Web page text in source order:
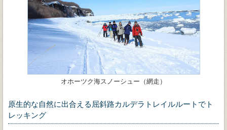
オホーツク海スノーシュー（網走）
原生的な自然に出合える屈斜路カルデラトレイルルートでト
レッキング